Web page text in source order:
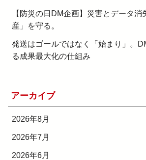
【防災の日DM企画】災害とデータ消
産」を守る。
発送はゴールではなく「始まり」。
る成果最大化の仕組み
アーカイブ
2026年8月
2026年7月
2026年6月